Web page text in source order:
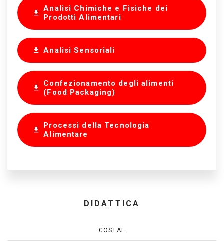
Analisi Chimiche e Fisiche dei
Prodotti Alimentari
Analisi Sensoriali
Confezionamento degli alimenti
(Food Packaging)
Processi della Tecnologia
Alimentare
DIDATTICA
COSTAL